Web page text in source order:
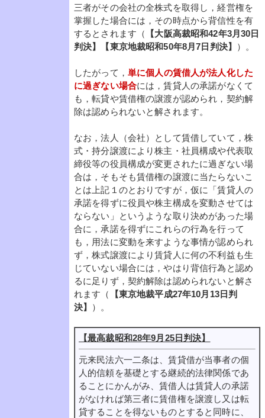
三者がその会社の全株式を取得し，経営権を
掌握した場合には，その時点から背信性を有
するとされます（
【大阪高裁昭和42年3月30日
判決】【東京地裁昭和50年8月7日判決】
）。
したがって， 単に個人の賃借人が法人化した
に過ぎない場合には，賃貸人の承諾がなくて
も，転貸や賃借権の譲渡が認められ，契約解
除は認められないと解されます。
なお，法人（会社）として賃借していて，株
式・持分譲渡により株主・社員構成や代表取
締役等の役員構成が変更されたに過ぎない場
合は，そもそも賃借権の譲渡に当たらないこ
とは上記１のとおりですが，仮に「賃貸人の
承諾を得ずに役員や株主構成を変動させては
ならない」というような取り決めがあった場
合に，承諾を得ずにこれらの行為を行って
も，用法に変動を来すような事情が認められ
ず，株式譲渡により賃貸人に何の不利益も生
じていない場合には，やはり背信行為と認め
るに足りず，契約解除は認められないと解さ
れます（
【東京地裁平成27年10月13日判
決】
）。
【最高裁昭和28年9月25日判決】
元来民法六一二条は、賃貸借が当事者の個
人的信頼を基礎とする継続的法律関係であ
ることにかんがみ、賃借人は賃貸人の承諾
がなければ第三者に賃借権を譲渡し又は転
貸することを得ないものとすると同時に、